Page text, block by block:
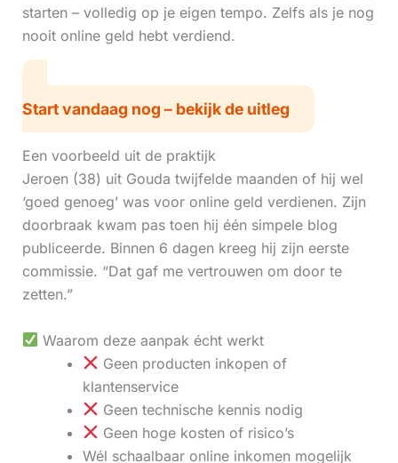
starten – volledig op je eigen tempo. Zelfs als je nog
nooit online geld hebt verdiend.
Start vandaag nog – bekijk de uitleg
Een voorbeeld uit de praktijk
Jeroen (38) uit Gouda twijfelde maanden of hij wel
‘goed genoeg’ was voor online geld verdienen. Zijn
doorbraak kwam pas toen hij één simpele blog
publiceerde. Binnen 6 dagen kreeg hij zijn eerste
commissie. “Dat gaf me vertrouwen om door te
zetten.”
Waarom deze aanpak écht werkt
Geen producten inkopen of
klantenservice
Geen technische kennis nodig
Geen hoge kosten of risico’s
Wél schaalbaar online inkomen mogelijk